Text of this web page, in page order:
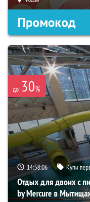
Промокод
до 30%
14:58:05 Купи
Отдых для двоих с
by Mercure в